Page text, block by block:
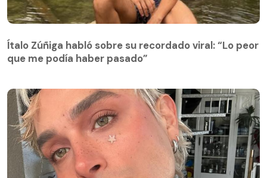
Ítalo Zúñiga habló sobre su recordado viral: “Lo peor
que me podía haber pasado”